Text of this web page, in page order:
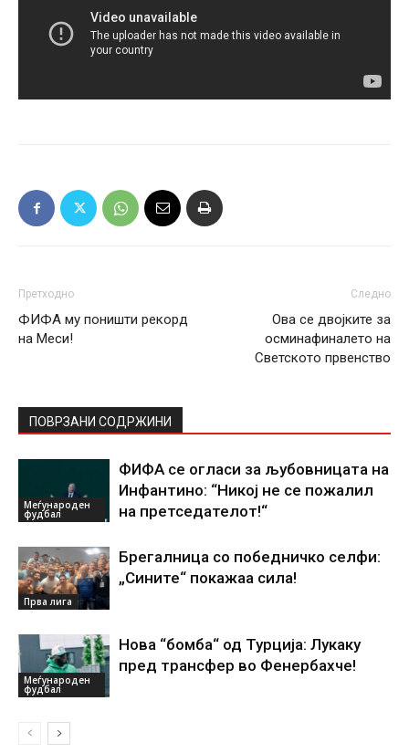
Претходно
ФИФА му поништи рекорд
на Меси!
Следно
Ова се двојките за
осминафиналето на
Светското првенство
ПОВРЗАНИ СОДРЖИНИ
Меѓународен
фудбал
ФИФА се огласи за љубовницата на
Инфантино: “Никој не се пожалил
на претседателот!“
Прва лига
Брегалница со победничко селфи:
„Сините“ покажаа сила!
Меѓународен
фудбал
Нова “бомба“ од Турција: Лукаку
пред трансфер во Фенербахче!